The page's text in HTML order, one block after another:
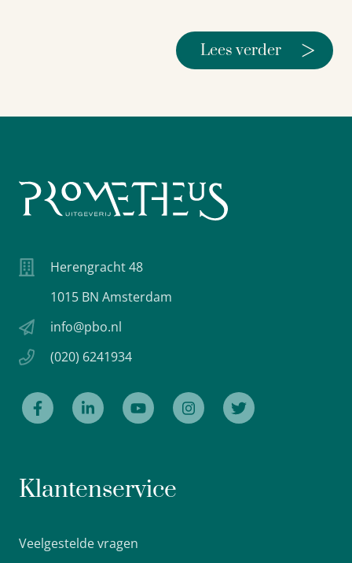
Lees verder >
Herengracht 48
1015 BN Amsterdam
info@pbo.nl
(020) 6241934
Klantenservice
Veelgestelde vragen